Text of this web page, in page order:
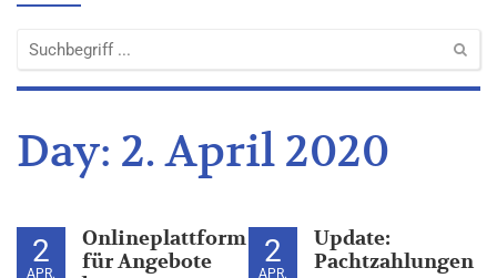
Day: 2. April 2020
2
APR.
Onlineplattform
für Angebote
2
APR.
Update:
Pachtzahlungen